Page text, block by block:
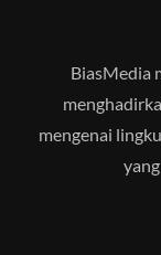
BiasMedia
mengenai